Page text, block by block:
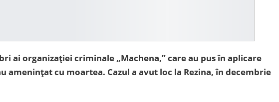
ai organizației criminale „Machena,” care au pus în aplicare
amenințat cu moartea. Cazul a avut loc la Rezina, în decembrie